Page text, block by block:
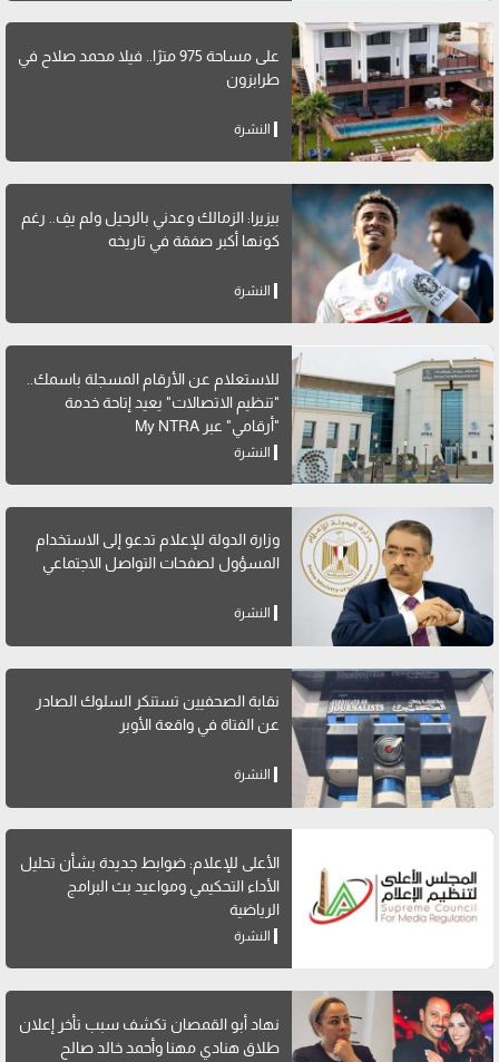
على مساحة 975 مترًا.. فيلا محمد صلاح في
طرابزون
النشرة
بيزيرا: الزمالك وعدني بالرحيل ولم يفِ.. رغم
كونها أكبر صفقة في تاريخه
النشرة
للاستعلام عن الأرقام المسجلة باسمك..
"تنظيم الاتصالات" يعيد إتاحة خدمة
"أرقامي" عبر My NTRA
النشرة
وزارة الدولة للإعلام تدعو إلى الاستخدام
المسؤول لصفحات التواصل الاجتماعي
النشرة
نقابة الصحفيين تستنكر السلوك الصادر
عن الفتاة في واقعة الأوبر
النشرة
الأعلى للإعلام: ضوابط جديدة بشأن تحليل
الأداء التحكيمي ومواعيد بث البرامج
الرياضية
النشرة
نهاد أبو القمصان تكشف سبب تأخر إعلان
طلاق هنادي مهنا وأحمد خالد صالح